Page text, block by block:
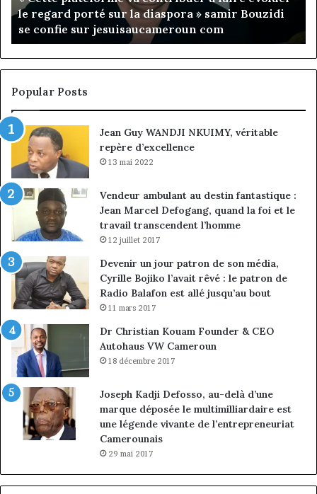
présidence
du
conseil,
Jean-
Emmanuel
Pondi
vice-
président
présidence du conseil, Jean-Emmanuel Pondi
nommé vice-président
de
la
Popular Posts
Jean Guy WANDJI NKUIMY, véritable
repère d’excellence
13 mai 2022
Vendeur ambulant au destin fantastique :
Jean Marcel Defogang, quand la foi et le
travail transcendent l’homme
12 juillet 2017
Devenir un jour patron de son média,
Cyrille Bojiko l’avait rêvé : le patron de
Radio Balafon est allé jusqu’au bout
11 mars 2017
Dr Christian Kouam Founder & CEO
Autohaus VW Cameroun
18 décembre 2017
Joseph Kadji Defosso, au-delà d’une
marque déposée le multimilliardaire est
une légende vivante de l’entrepreneuriat
Camerounais
29 mai 2017